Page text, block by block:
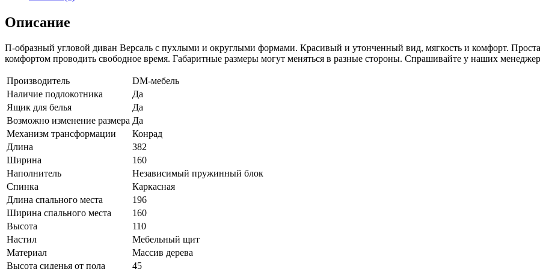
Описание
П-образный угловой диван Версаль с пухлыми и округлыми формами. Красивый и утонченный вид, мягкость и комфорт.
комфортом проводить свободное время. Габаритные размеры могут меняться в разные стороны. Спрашивайте у наших
Производитель
DM-мебель
Наличие подлокотника
Да
Ящик для белья
Да
Возможно изменение размера Да
Механизм трансформации
Конрад
Длина
382
Ширина
160
Наполнитель
Независимый пружинный блок
Спинка
Каркасная
Длина спального места
196
Ширина спального места
160
Высота
110
Настил
Мебельный щит
Материал
Массив дерева
Высота сиденья от пола
45